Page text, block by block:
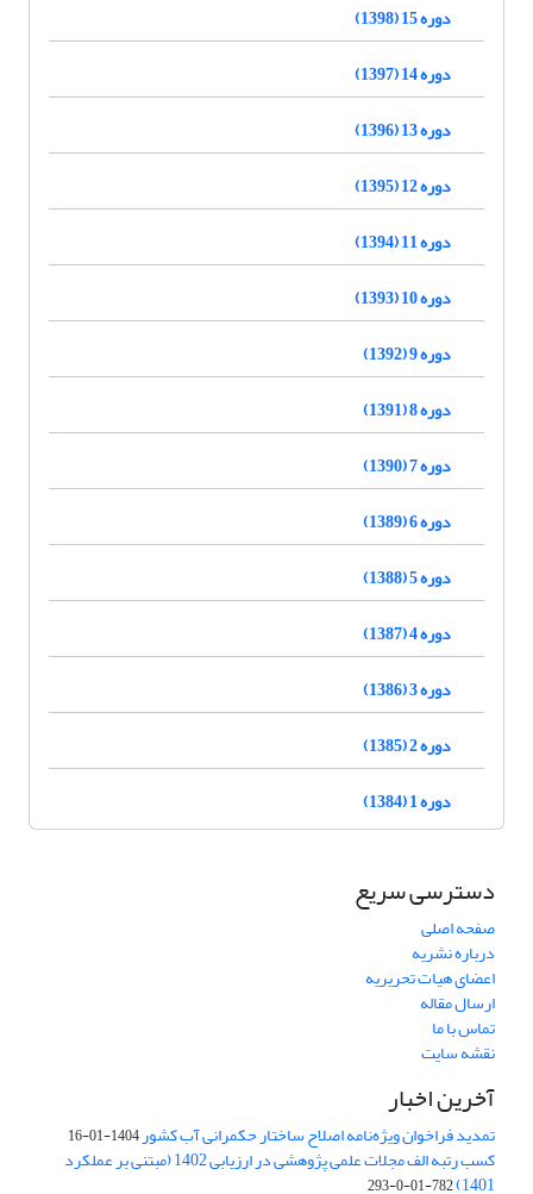
دوره 15 (1398)
دوره 14 (1397)
دوره 13 (1396)
دوره 12 (1395)
دوره 11 (1394)
دوره 10 (1393)
دوره 9 (1392)
دوره 8 (1391)
دوره 7 (1390)
دوره 6 (1389)
دوره 5 (1388)
دوره 4 (1387)
دوره 3 (1386)
دوره 2 (1385)
دوره 1 (1384)
دسترسی سریع
صفحه اصلی
درباره نشریه
اعضای هیات تحریریه
ارسال مقاله
تماس با ما
نقشه سایت
آخرین اخبار
تمدید فراخوان ویژه‌نامه اصلاح ساختار حکمرانی آب کشور1404-01-16
کسب رتبه الف مجلات علمی پژوهشی در ارزیابی 1402 (مبتنی بر عملکرد
1401)
782-01-0-293